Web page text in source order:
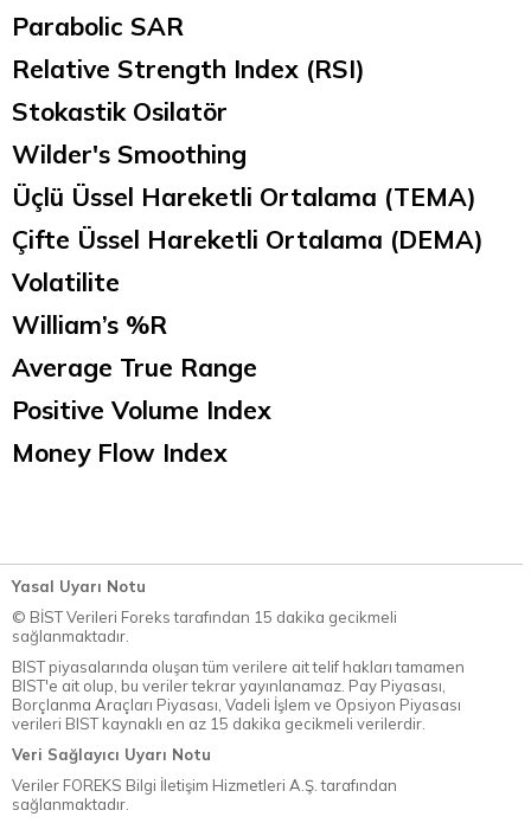
Parabolic SAR
Relative Strength Index (RSI)
Stokastik Osilatör
Wilder's Smoothing
Üçlü Üssel Hareketli Ortalama (TEMA)
Çifte Üssel Hareketli Ortalama (DEMA)
Volatilite
William’s %R
Average True Range
Positive Volume Index
Money Flow Index
Yasal Uyarı Notu
© BİST Verileri Foreks tarafından 15 dakika gecikmeli
sağlanmaktadır.
BIST piyasalarında oluşan tüm verilere ait telif hakları tamamen
BIST'e ait olup, bu veriler tekrar yayınlanamaz. Pay Piyasası,
Borçlanma Araçları Piyasası, Vadeli İşlem ve Opsiyon Piyasası
verileri BIST kaynaklı en az 15 dakika gecikmeli verilerdir.
Veri Sağlayıcı Uyarı Notu
Veriler FOREKS Bilgi İletişim Hizmetleri A.Ş. tarafından
sağlanmaktadır.